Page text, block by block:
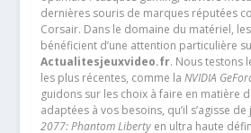
dernières souris de marques réputées
Corsair. Dans le domaine du matériel,
bénéficient d’une attention particulière
Actualitesjeuxvideo.fr. Nous testons
les plus récentes, comme la NVIDIA
guidons sur les choix à faire en matière
adaptées à vos besoins, qu’il s’agisse de
2077: Phantom Libertyen ultra haute